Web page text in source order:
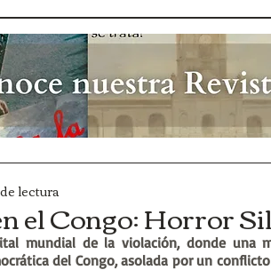
el Congo: Horror
lectura
mundial de la violación, donde una
del Congo, asolada por un